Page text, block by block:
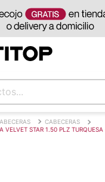
CABECERAS
VELVET STAR 1.50 PLZ TURQUESA